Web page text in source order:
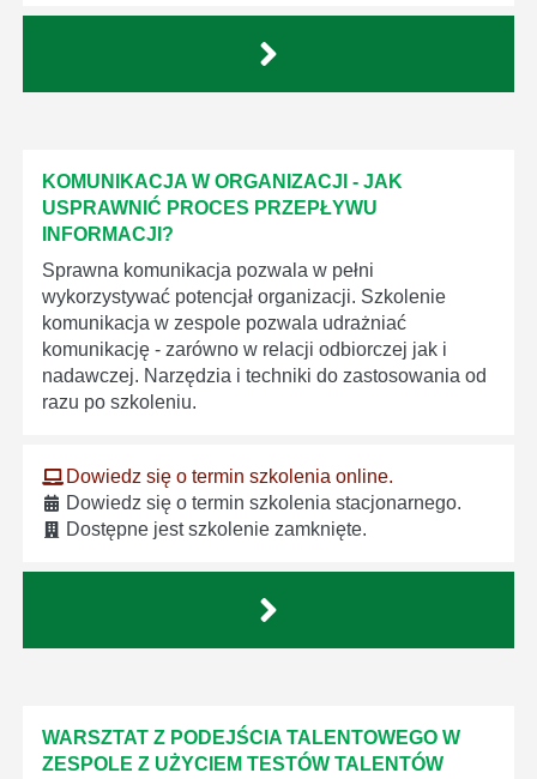
KOMUNIKACJA W ORGANIZACJI - JAK
USPRAWNIĆ PROCES PRZEPŁYWU
INFORMACJI?
Sprawna komunikacja pozwala w pełni
wykorzystywać potencjał organizacji. Szkolenie
komunikacja w zespole pozwala udrażniać
komunikację - zarówno w relacji odbiorczej jak i
nadawczej. Narzędzia i techniki do zastosowania od
razu po szkoleniu.
Dowiedz się o termin szkolenia online.
Dowiedz się o termin szkolenia stacjonarnego.
Dostępne jest szkolenie zamknięte.
WARSZTAT Z PODEJŚCIA TALENTOWEGO W
ZESPOLE Z UŻYCIEM TESTÓW TALENTÓW